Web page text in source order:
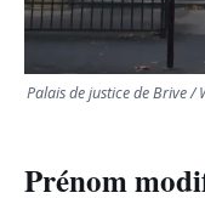
Palais de justice de Brive /
Prénom